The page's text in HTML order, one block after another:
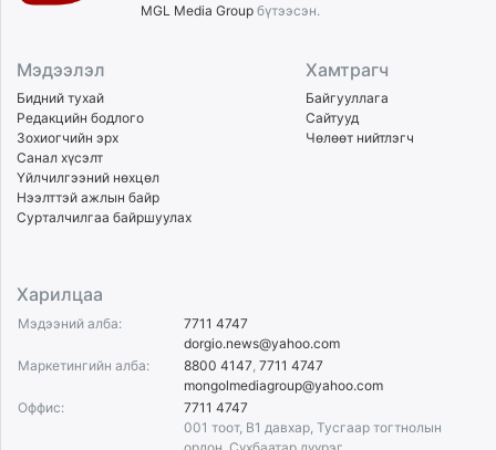
MGL Media Group бүтээсэн.
Мэдээлэл
Бидний тухай
Редакцийн бодлого
Зохиогчийн эрх
Санал хүсэлт
Үйлчилгээний нөхцөл
Нээлттэй ажлын байр
Сурталчилгаа байршуулах
Хамтрагч
Байгууллага
Сайтууд
Чөлөөт нийтлэгч
Харилцаа
Мэдээний алба:
7711 4747
dorgio.news@yahoo.com
Маркетингийн алба:
8800 4147 7711 4747
mongolmediagroup@yahoo.com
Оффис:
7711 4747
001 тоот, B1 давхар, Тусгаар тогтнолын